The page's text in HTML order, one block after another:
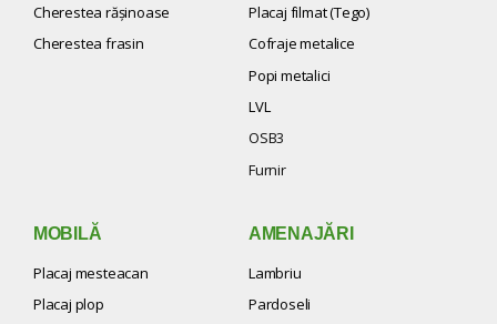
Cherestea răşinoase
Cherestea frasin
Placaj filmat (Tego)
Cofraje metalice
Popi metalici
LVL
OSB3
Furnir
MOBILĂ
Placaj mesteacan
Placaj plop
AMENAJĂRI
Lambriu
Pardoseli